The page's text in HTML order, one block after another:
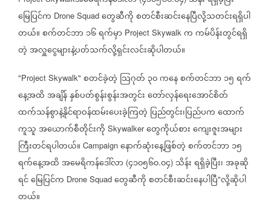
မြေပြင်က Drone Squad ​ တွေဆီကိုစတင်စီးဆင်းနေပြီလို့သတင်းရရှိပါ
တယ်။စက်တင်ဘာ၁၆ရက်မှာ Project Skywalk ကကမ်ပိန်းတွင်ရရှိ
တဲ့အလှူငွေများနဲ့ပတ်သက်လို့ရှင်းလင်းဆိုပါတယ်။
"Project Skywalk" စတင်ခဲ့တဲ့ သြဂုတ် ၃၀ကနေစက်တင်ဘာ၁၅ရက်
နေ့အထိအချိန်နှစ်ပတ်စွန်းစွန်းအတွင်းတော်လှန်ရေးအောင်စိတ်
ထက်သန်စွာနဲ့နိုင်ရာဝန်ထမ်းပေးခဲ့ကြတဲ့ ပြည်တွင်း၊ပြည်ပကထောက်
ကူသူအယောက်စီတိုင်းကို ​Skywalker ​တွေကိုယ်စားကျေးဇူးအများ
ကြီးတင်ရပါတယ်။ Campaign ​ နောက်ဆုံးနေ့ဖြစ်တဲ့စက်တင်ဘာ၁၅
ရက်နေ့အထိအမေရိကန်ဒေါ်လာ (၄၁၀၅၆၀.၀၄) သိန်းရရှိခဲ့ပြီး၊အခုဆို
ရင်မြေပြင်က Drone Squad ​ တွေဆီကိုစတင်စီးဆင်းနေပါပြီ"လို့ဆိုပါ
တယ်။